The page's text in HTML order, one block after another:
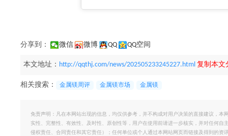
分享到： 微信 微博 QQ QQ空间
本文地址： http://qqthj.com/news/202505233245227.html 复制本文
相关搜索： 金属镁周评 金属镁市场 金属镁
免责声明：凡在本网站出现的信息，均仅供参考，并不构成对用户决策的直接建议，
实性、完整性、有效性、及时性、原创性等，用户在使用前请进一步核实，并对任何
侵权责任、合同责任和其它责任）；任何单位或个人通过本网站网页而链接及得到的